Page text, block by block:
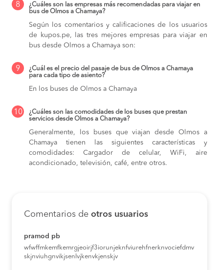
8
¿Cuáles son las empresas más recomendadas para viajar en
bus de Olmos a Chamaya?
Según los comentarios y calificaciones de los usuarios
de kupos.pe, las tres mejores empresas para viajar en
bus desde Olmos a Chamaya son:
9
¿Cuál es el precio del pasaje de bus de Olmos a Chamaya
para cada tipo de asiento?
En los buses de Olmos a Chamaya
10
¿Cuáles son las comodidades de los buses que prestan
servicios desde Olmos a Chamaya?
Generalmente, los buses que viajan desde Olmos a
Chamaya tienen las siguientes características y
comodidades: Cargador de celular, WiFi, aire
acondicionado, televisión, café, entre otros.
Comentarios de otros usuarios
pramod pb
wfwffmkemfkemrgjeoirjf3iorunjeknfviurehfnerknvociefdmv
skjnviuhgnvikjsenlvjkenvkjenskjv